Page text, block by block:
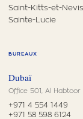
Saint-Kitts-et-Nevis
Sainte-Lucie
BUREAUX
Dubaï
Office 501, Al Habtoor
+971 4 554 1449
+971 58 598 6124